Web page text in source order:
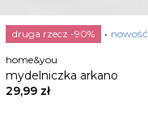
druga rzecz -90% nowość
home&you
mydelniczka arkano
29,99 zł